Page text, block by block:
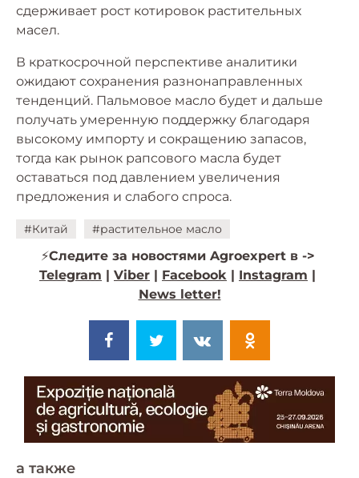
сдерживает рост котировок растительных
масел.
В краткосрочной перспективе аналитики
ожидают сохранения разнонаправленных
тенденций. Пальмовое масло будет и дальше
получать умеренную поддержку благодаря
высокому импорту и сокращению запасов,
тогда как рынок рапсового масла будет
оставаться под давлением увеличения
предложения и слабого спроса.
#Китай #растительное масло
⚡️Следите за новостями Agroexpert в ->
Telegram | Viber | Facebook | Instagram |
News letter!
a также